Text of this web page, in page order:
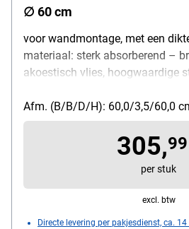
∅ 60 cm
voor wandmontage, met een
materiaal: sterk absorberend –
akoestisch vlies, hoogwaardige
Afm. (B/B/D/H): 60,0/3,5/60,0
305,99
per stuk
excl. btw
Directe levering per pakjesdienst, ca.